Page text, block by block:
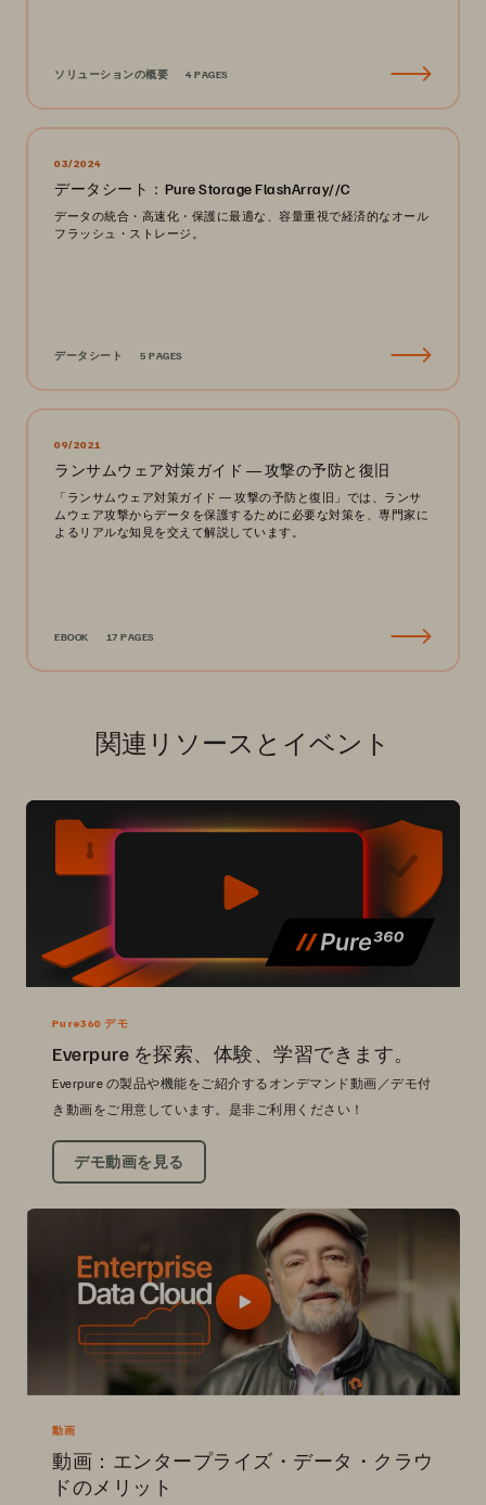
ソリューションの概要 4 PAGES
03/2024
データシート：Pure Storage FlashArray//C
データの統合・高速化・保護に最適な、容量重視で経済的なオール
フラッシュ・ストレージ。
データシート 5 PAGES
09/2021
ランサムウェア対策ガイド ― 攻撃の予防と復旧
「ランサムウェア対策ガイド ― 攻撃の予防と復旧」では、ランサ
ムウェア攻撃からデータを保護するために必要な対策を、専門家に
よるリアルな知見を交えて解説しています。
EBOOK 17 PAGES
関連リソースとイベント
Pure360 デモ
Everpure を探索、体験、学習できます。
Everpure の製品や機能をご紹介するオンデマンド動画／デモ付
き動画をご用意しています。是非ご利用ください！
デモ動画を見る
動画
動画：エンタープライズ・データ・クラウ
ドのメリット